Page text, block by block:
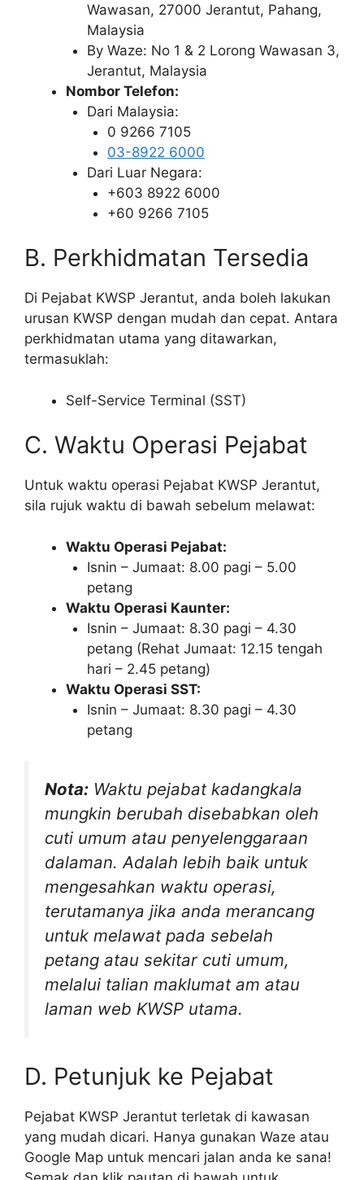
Wawasan, 27000 Jerantut, Pahang,
Malaysia
By Waze: No 1 & 2 Lorong Wawasan 3,
Jerantut, Malaysia
Nombor Telefon:
Dari Malaysia:
0 9266 7105
03-8922 6000
Dari Luar Negara:
+603 8922 6000
+60 9266 7105
B. Perkhidmatan Tersedia
Di Pejabat KWSP Jerantut, anda boleh lakukan
urusan KWSP dengan mudah dan cepat. Antara
perkhidmatan utama yang ditawarkan,
termasuklah:
Self-Service Terminal (SST)
C. Waktu Operasi Pejabat
Untuk waktu operasi Pejabat KWSP Jerantut,
sila rujuk waktu di bawah sebelum melawat:
Waktu Operasi Pejabat:
Isnin – Jumaat: 8.00 pagi – 5.00
petang
Waktu Operasi Kaunter:
Isnin – Jumaat: 8.30 pagi – 4.30
petang (Rehat Jumaat: 12.15 tengah
hari – 2.45 petang)
Waktu Operasi SST:
Isnin – Jumaat: 8.30 pagi – 4.30
petang
Nota: Waktu pejabat kadangkala
mungkin berubah disebabkan oleh
cuti umum atau penyelenggaraan
dalaman. Adalah lebih baik untuk
mengesahkan waktu operasi,
terutamanya jika anda merancang
untuk melawat pada sebelah
petang atau sekitar cuti umum,
melalui talian maklumat am atau
laman web KWSP utama.
D. Petunjuk ke Pejabat
Pejabat KWSP Jerantut terletak di kawasan
yang mudah dicari. Hanya gunakan Waze atau
Google Map untuk mencari jalan anda ke sana!